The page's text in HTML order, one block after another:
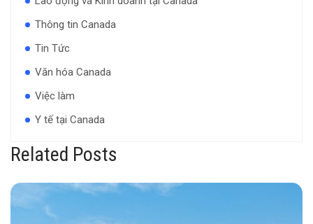
Thông tin Canada
Tin Tức
Văn hóa Canada
Việc làm
Y tế tại Canada
Related Posts